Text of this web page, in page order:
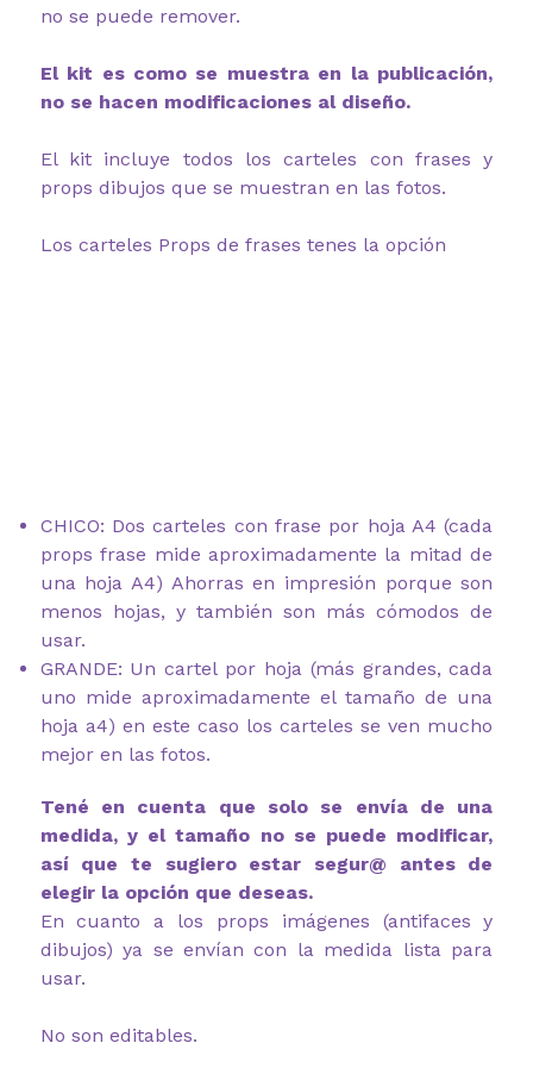
no se puede remover.
El kit es como se muestra en la publicación,
no se hacen modificaciones al diseño.
El kit incluye todos los carteles con frases y
props dibujos que se muestran en las fotos.
Los carteles Props de frases tenes la opción
CHICO: Dos carteles con frase por hoja A4 (cada
props frase mide aproximadamente la mitad de
una hoja A4) Ahorras en impresión porque son
menos hojas, y también son más cómodos de
usar.
GRANDE: Un cartel por hoja (más grandes, cada
uno mide aproximadamente el tamaño de una
hoja a4) en este caso los carteles se ven mucho
mejor en las fotos.
Tené en cuenta que solo se envía de una
medida, y el tamaño no se puede modificar,
así que te sugiero estar segur@ antes de
elegir la opción que deseas.
En cuanto a los props imágenes (antifaces y
dibujos) ya se envían con la medida lista para
usar.
No son editables.